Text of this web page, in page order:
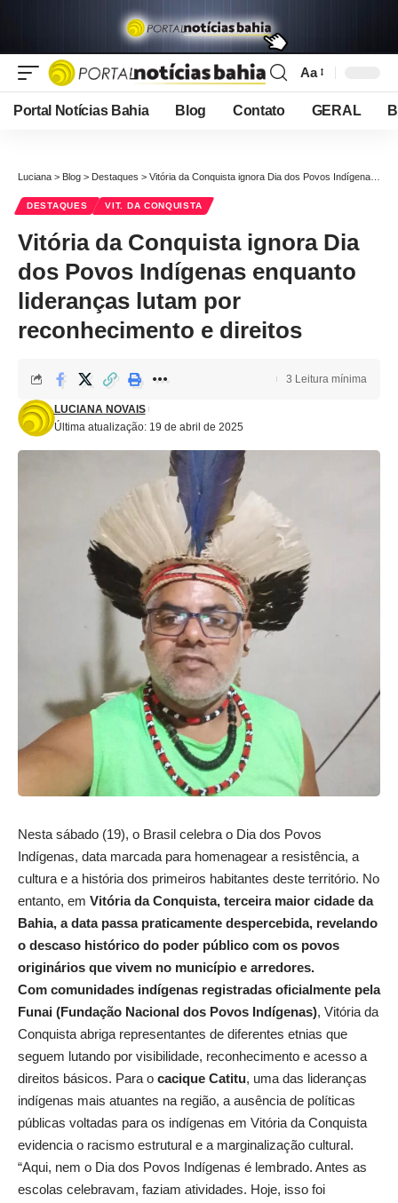
Font
Resizer
Aa
Portal Notícias Bahia Blog Contato GERAL
Luciana > Blog > Destaques > Vitória da Conquista ignora Dia dos Povos Indígenas enquanto lideranças lutam por reconhecimento e direitos
DESTAQUES VIT. DA CONQUISTA
Vitória da Conquista ignora Dia
dos Povos Indígenas enquanto
lideranças lutam por
reconhecimento e direitos
Última atualização: 19 de abril de 2025
LUCIANA NOVAIS
3 Leitura mínima
Nesta sábado (19), o Brasil celebra o Dia dos Povos
Indígenas, data marcada para homenagear a resistência, a
cultura e a história dos primeiros habitantes deste território. No
entanto, em Vitória da Conquista, terceira maior cidade da
Bahia, a data passa praticamente despercebida, revelando
o descaso histórico do poder público com os povos
originários que vivem no município e arredores.
Com comunidades indígenas registradas oficialmente pela
Funai (Fundação Nacional dos Povos Indígenas), Vitória da
Conquista abriga representantes de diferentes etnias que
seguem lutando por visibilidade, reconhecimento e acesso a
direitos básicos. Para o cacique Catitu, uma das lideranças
indígenas mais atuantes na região, a ausência de políticas
públicas voltadas para os indígenas em Vitória da Conquista
evidencia o racismo estrutural e a marginalização cultural.
“Aqui, nem o Dia dos Povos Indígenas é lembrado. Antes as
escolas celebravam, faziam atividades. Hoje, isso foi